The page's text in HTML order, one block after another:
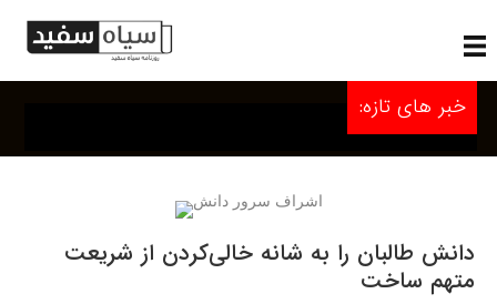
خبر های تازه:
دانش طالبان را به شانه خالی‌کردن از شریعت
متهم ساخت